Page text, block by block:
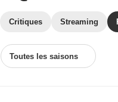
Critiques Streaming
Toutes les saisons